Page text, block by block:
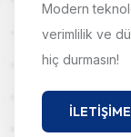
Modern
verimlilik ve
hiç durmasın!